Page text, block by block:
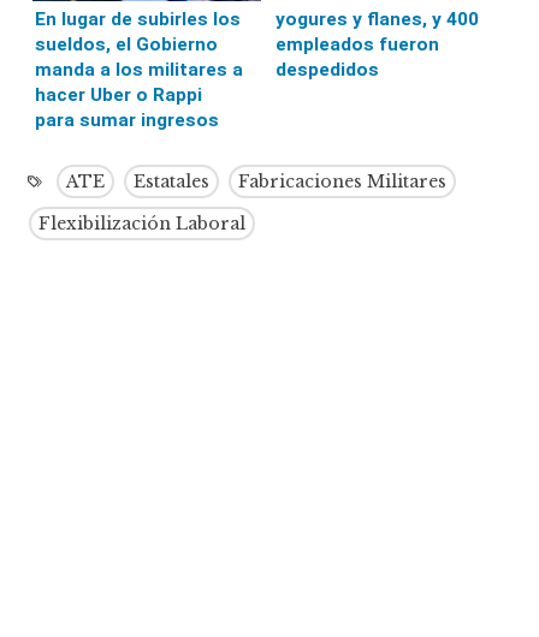
En lugar de subirles los
sueldos, el Gobierno
manda a los militares a
hacer Uber o Rappi
para sumar ingresos
yogures y flanes, y 400
empleados fueron
despedidos
ATE Estatales
Fabricaciones Militares
Flexibilización Laboral